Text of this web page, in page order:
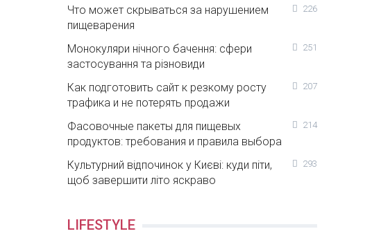
Что может скрываться за нарушением
пищеварения
226
Монокуляри нічного бачення: сфери
застосування та різновиди
251
Как подготовить сайт к резкому росту
трафика и не потерять продажи
207
Фасовочные пакеты для пищевых
продуктов: требования и правила выбора
214
Культурний відпочинок у Києві: куди піти,
щоб завершити літо яскраво
293
LIFESTYLE